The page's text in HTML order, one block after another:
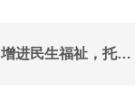
【视频】李钰靖：增进民生福祉，托起百姓稳稳的幸福｜两会热点大家谈